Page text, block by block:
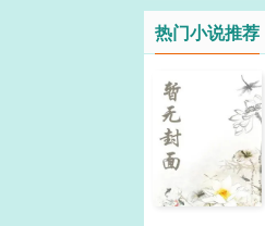
热门小说推荐